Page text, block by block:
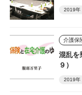
2019年
混乱を
９）
2019年